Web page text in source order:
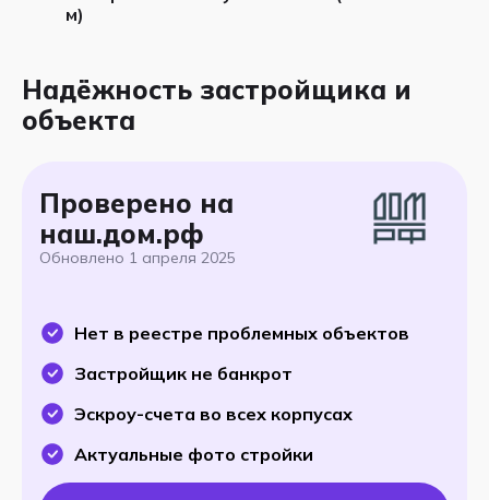
м)
Надёжность застройщика и
объекта
Проверено на
наш.дом.рф
Обновлено 1 апреля 2025
Нет в реестре проблемных объектов
Застройщик не банкрот
Эскроу-счета во всех корпусах
Актуальные фото стройки